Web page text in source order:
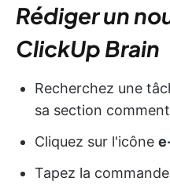
Rédiger un
ClickUp Brain
Recherchez une
sa section
Cliquez sur l'icône
Tapez la